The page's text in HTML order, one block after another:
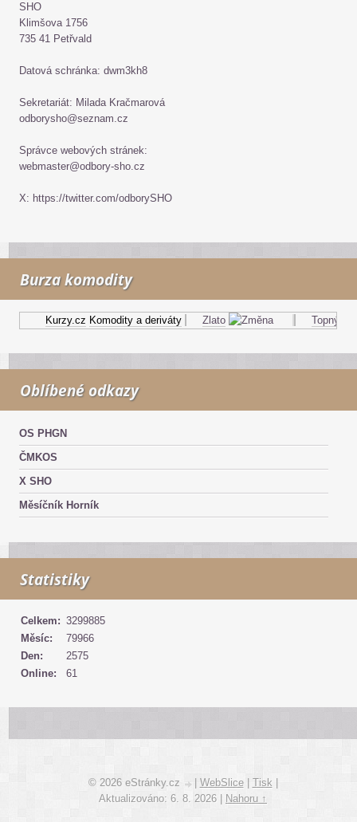
SHO
Klimšova 1756
735 41 Petřvald
Datová schránka: dwm3kh8
Sekretariát: Milada Kračmarová
odborysho@seznam.cz
Správce webových stránek:
webmaster@odbory-sho.cz
X: https://twitter.com/odborySHO
Burza komodity
Kurzy.cz Komodity a deriváty Zlato Topný olej
Oblíbené odkazy
OS PHGN
ČMKOS
X SHO
Měsíčník Horník
Statistiky
Online: 61
Celkem: 3299885
Měsíc:
79966
Den:
2575
© 2026 eStránky.cz WebSlice Tisk
Aktualizováno: 6. 8. 2026
Nahoru ↑